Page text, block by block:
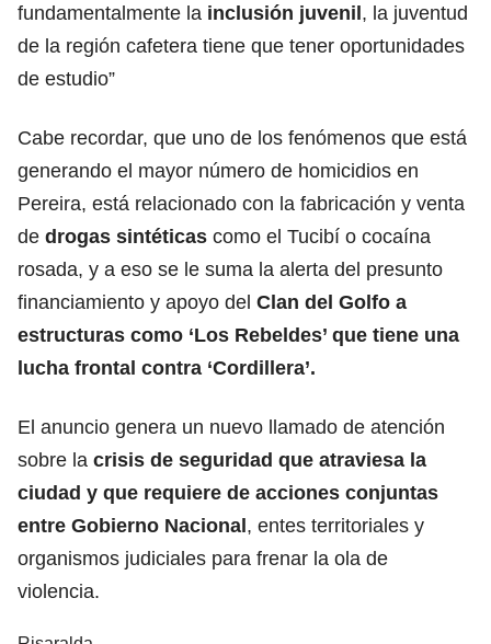
fundamentalmente la inclusión juvenil, la juventud
de la región cafetera tiene que tener oportunidades
de estudio”
Cabe recordar, que uno de los fenómenos que está
generando el mayor número de homicidios en
Pereira, está relacionado con la fabricación y venta
de drogas sintéticas como el Tucibí o cocaína
rosada, y a eso se le suma la alerta del presunto
financiamiento y apoyo del Clan del Golfo a
estructuras como ‘Los Rebeldes’ que tiene una
lucha frontal contra ‘Cordillera’.
El anuncio genera un nuevo llamado de atención
sobre la crisis de seguridad que atraviesa la
ciudad y que requiere de acciones conjuntas
entre Gobierno Nacional, entes territoriales y
organismos judiciales para frenar la ola de
violencia.